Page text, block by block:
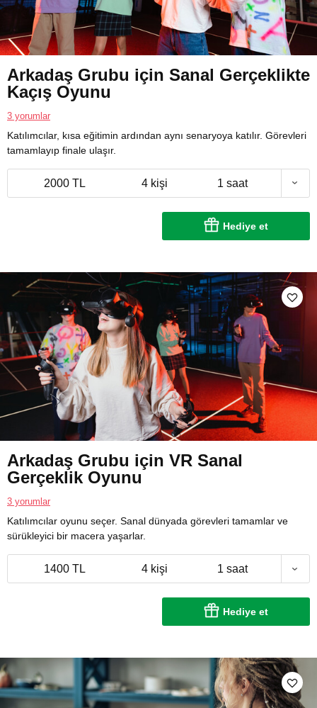
Arkadaş Grubu için Sanal Gerçeklikte
Kaçış Oyunu
3 yorumlar
Katılımcılar, kısa eğitimin ardından aynı senaryoya katılır. Görevleri
tamamlayıp finale ulaşır.
2000 TL 4 kişi 1 saat
Hediye et
Arkadaş Grubu için VR Sanal
Gerçeklik Oyunu
3 yorumlar
Katılımcılar oyunu seçer. Sanal dünyada görevleri tamamlar ve
sürükleyici bir macera yaşarlar.
1400 TL 4 kişi 1 saat
Hediye et